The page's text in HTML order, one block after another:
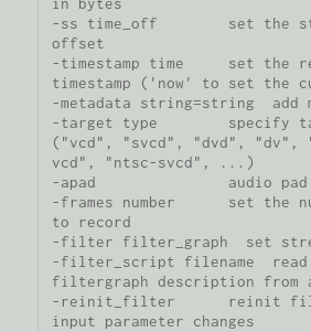
in bytes
-ss time_off        set the
offset
-timestamp time     set the
timestamp ('now' to set the
-metadata string=string  add
-target type        specify
("vcd", "svcd", "dvd", "dv",
vcd", "ntsc-svcd", ...)
-apad               audio pad
-frames number      set the
to record
-filter filter_graph  set
-filter_script filename  read
filtergraph description
-reinit_filter      reinit
input parameter changes